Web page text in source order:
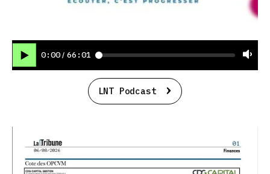
0:00 / 66:01
LNT Podcast